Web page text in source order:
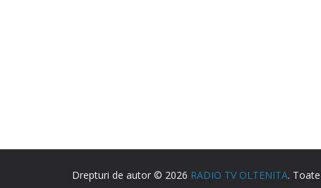
Drepturi de autor © 2026 RADIO TV OLTENITA.